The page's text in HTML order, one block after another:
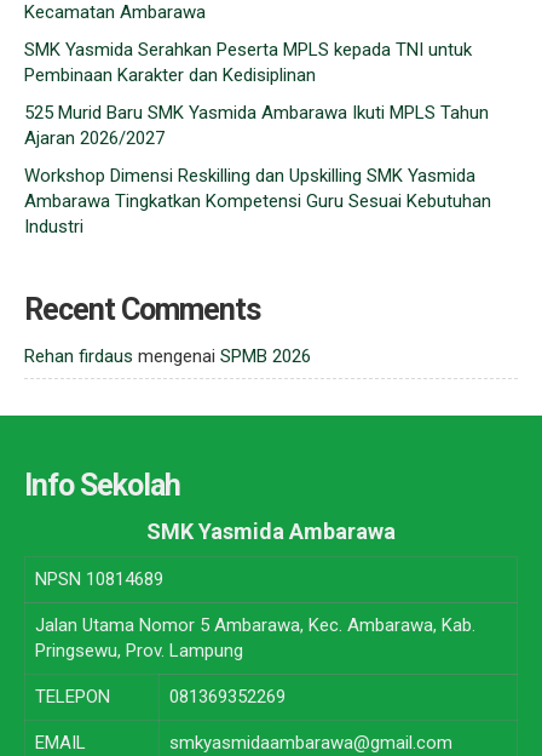
Kecamatan Ambarawa
SMK Yasmida Serahkan Peserta MPLS kepada TNI untuk
Pembinaan Karakter dan Kedisiplinan
525 Murid Baru SMK Yasmida Ambarawa Ikuti MPLS Tahun
Ajaran 2026/2027
Workshop Dimensi Reskilling dan Upskilling SMK Yasmida
Ambarawa Tingkatkan Kompetensi Guru Sesuai Kebutuhan
Industri
Recent Comments
Rehan firdaus mengenai SPMB 2026
Info Sekolah
SMK Yasmida Ambarawa
NPSN 10814689
Jalan Utama Nomor 5 Ambarawa, Kec. Ambarawa, Kab.
Pringsewu, Prov. Lampung
TELEPON 081369352269
EMAIL smkyasmidaambarawa@gmail.com